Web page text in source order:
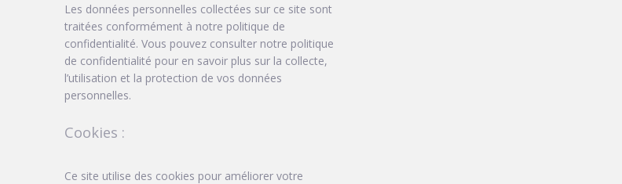
Les données personnelles collectées sur ce site sont
traitées conformément à notre politique de
confidentialité. Vous pouvez consulter notre politique
de confidentialité pour en savoir plus sur la collecte,
l’utilisation et la protection de vos données
personnelles.
Cookies :
Ce site utilise des cookies pour améliorer votre